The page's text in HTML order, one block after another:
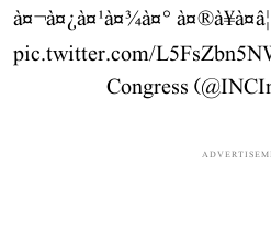
à¤¬à¤¿à¤¹à¤¾à¤° à¤®à¥à¤â¦
pic.twitter.com/